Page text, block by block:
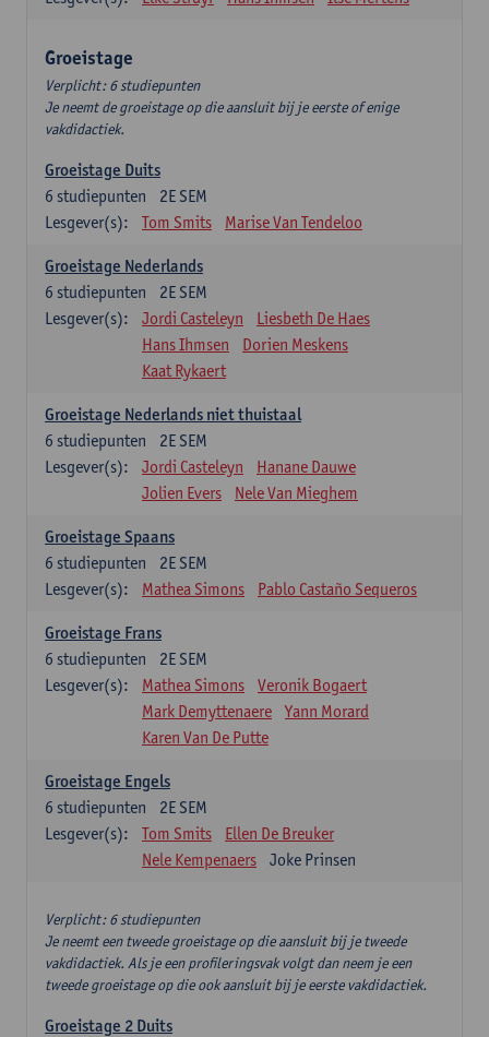
Groeistage
Verplicht: 6 studiepunten
Je neemt de groeistage op die aansluit bij je eerste of enige
vakdidactiek.
Groeistage Duits
2E SEM
6 studiepunten
Lesgever(s):
Tom Smits Marise Van Tendeloo
Groeistage Nederlands
2E SEM
6 studiepunten
Lesgever(s):
Jordi Casteleyn
Liesbeth De Haes
Hans Ihmsen
Dorien Meskens
Kaat Rykaert
Groeistage Nederlands niet thuistaal
2E SEM
6 studiepunten
Lesgever(s):
Jordi Casteleyn
Hanane Dauwe
Jolien Evers
Nele Van Mieghem
Groeistage Spaans
2E SEM
6 studiepunten
Lesgever(s):
Mathea Simons Pablo Castaño Sequeros
Groeistage Frans
2E SEM
6 studiepunten
Lesgever(s):
Mathea Simons
Veronik Bogaert
Mark Demyttenaere
Yann Morard
Karen Van De Putte
Groeistage Engels
2E SEM
6 studiepunten
Lesgever(s):
Tom Smits
Ellen De Breuker
Nele Kempenaers
Joke Prinsen
Verplicht: 6 studiepunten
Je neemt een tweede groeistage op die aansluit bij je tweede
vakdidactiek. Als je een profileringsvak volgt dan neem je een
tweede groeistage op die ook aansluit bij je eerste vakdidactiek.
Groeistage 2 Duits